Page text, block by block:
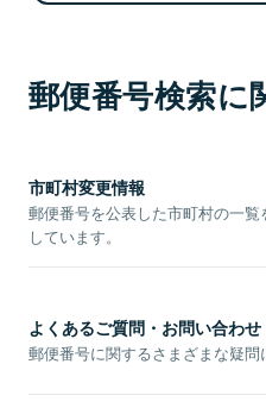
郵便番号検索に
市町村変更情報
郵便番号を公表した市町村の一
しています。
よくあるご質問・お問い合わせ
郵便番号に関するさまざまな疑問